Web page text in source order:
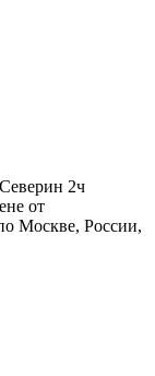
2ч
от
Москве, России,